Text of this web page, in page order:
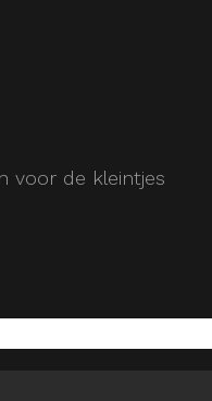
voor de kleintjes